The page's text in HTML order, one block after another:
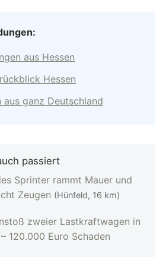
aus Hessen
Hessen
aus ganz Deutschland
passiert
Sprinter rammt Mauer und
Zeugen (Hünfeld, 16 km)
zweier Lastkraftwagen in
120.000 Euro Schaden